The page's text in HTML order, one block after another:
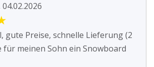
gute Preise, schnelle Lieferung (2
für meinen Sohn ein Snowboard